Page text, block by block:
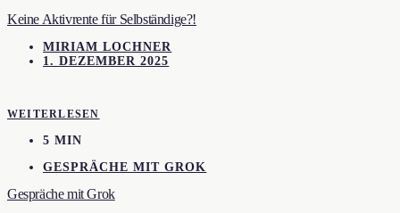
Keine Aktivrente für Selbständige?!
MIRIAM LOCHNER
1. DEZEMBER 2025
WEITERLESEN
5 MIN
GESPRÄCHE MIT GROK
Gespräche mit Grok